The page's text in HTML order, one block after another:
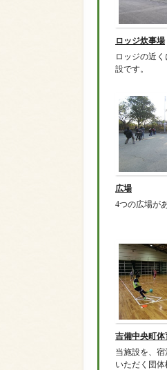
ロッジ炊事場
ロッジの近
設です。
広場
4つの広場が
吉備中央町体
当施設を、
いただく団